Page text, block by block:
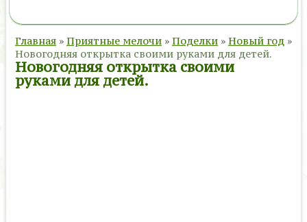
Главная » Приятные мелочи » Поделки » Новый год »
Новогодняя открытка своими руками для детей.
Новогодняя открытка своими
руками для детей.